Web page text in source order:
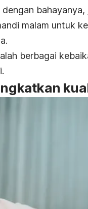
dengan
malam untuk
berbagai